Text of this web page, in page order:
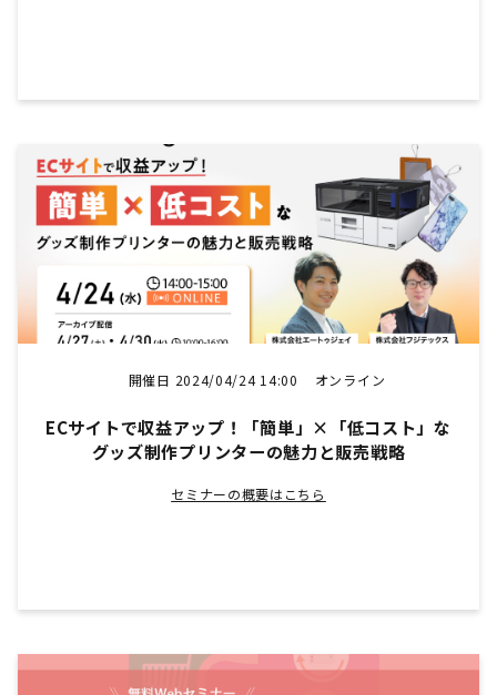
開催日 2024/04/24 14:00 オンライン
ECサイトで収益アップ！「簡単」×「低コスト」な
グッズ制作プリンターの魅力と販売戦略
セミナーの概要はこちら